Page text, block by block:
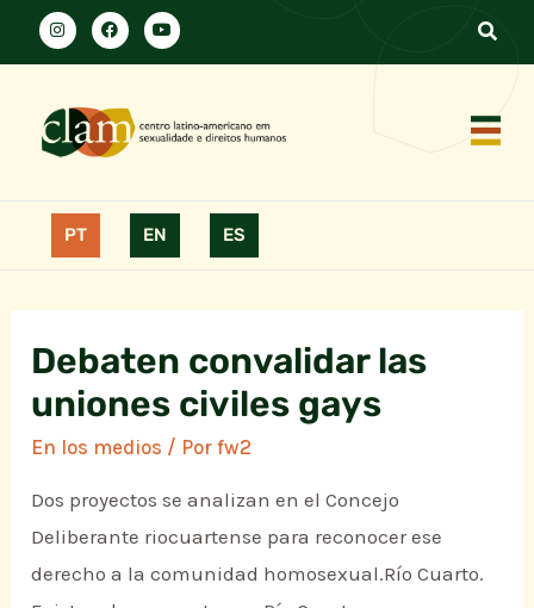
PT EN ES
Debaten convalidar las
uniones civiles gays
En los medios / Porfw2
Dos proyectos se analizan en el Concejo
Deliberante riocuartense para reconocer ese
derecho a la comunidad homosexual.Río Cuarto.